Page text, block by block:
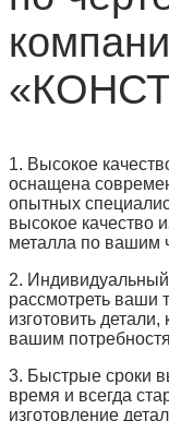
1. Высокое
оснащена
опытных
высокое качество
металла по вашим
2.
рассмотреть ваши
изготовить
вашим
3. Быстрые сроки
время и всегда
изготовление